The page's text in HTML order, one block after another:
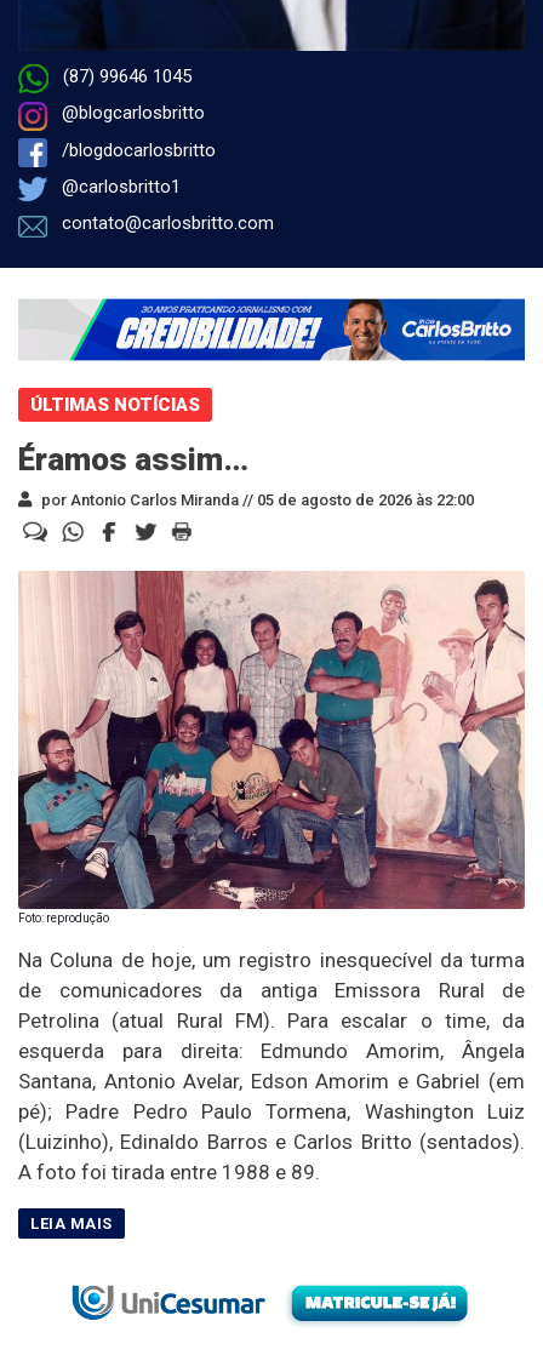
(87) 99646 1045
@blogcarlosbritto
/blogdocarlosbritto
@carlosbritto1
contato@carlosbritto.com
ÚLTIMAS NOTÍCIAS
Éramos assim…
por Antonio Carlos Miranda // 05 de agosto de 2026 às 22:00
Foto: reprodução
Na Coluna de hoje, um registro inesquecível da turma
de comunicadores da antiga Emissora Rural de
Petrolina (atual Rural FM). Para escalar o time, da
esquerda para direita: Edmundo Amorim, Ângela
Santana, Antonio Avelar, Edson Amorim e Gabriel (em
pé); Padre Pedro Paulo Tormena, Washington Luiz
(Luizinho), Edinaldo Barros e Carlos Britto (sentados).
A foto foi tirada entre 1988 e 89.